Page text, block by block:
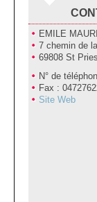
EMILE
7 chemin de
69808 St
N° de
Fax :
Site Web